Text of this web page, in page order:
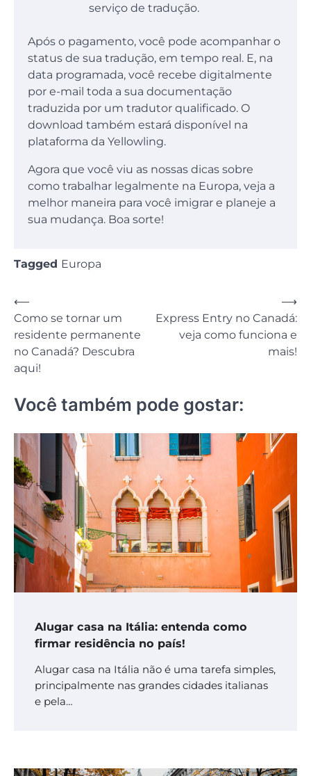
serviço de tradução.
Após o pagamento, você pode acompanhar o
status de sua tradução, em tempo real. E, na
data programada, você recebe digitalmente
por e-mail toda a sua documentação
traduzida por um tradutor qualificado. O
download também estará disponível na
plataforma da Yellowling.
Agora que você viu as nossas dicas sobre
como trabalhar legalmente na Europa, veja a
melhor maneira para você imigrar e planeje a
sua mudança. Boa sorte!
Tagged Europa
Navegação
de
Post
⟵
Como se tornar um
residente permanente
no Canadá? Descubra
aqui!
Express Entry no Canadá:
veja como funciona e
mais!
⟶
Você também pode gostar:
Alugar casa na Itália: entenda como
firmar residência no país!
Alugar casa na Itália não é uma tarefa simples,
principalmente nas grandes cidades italianas
e pela…